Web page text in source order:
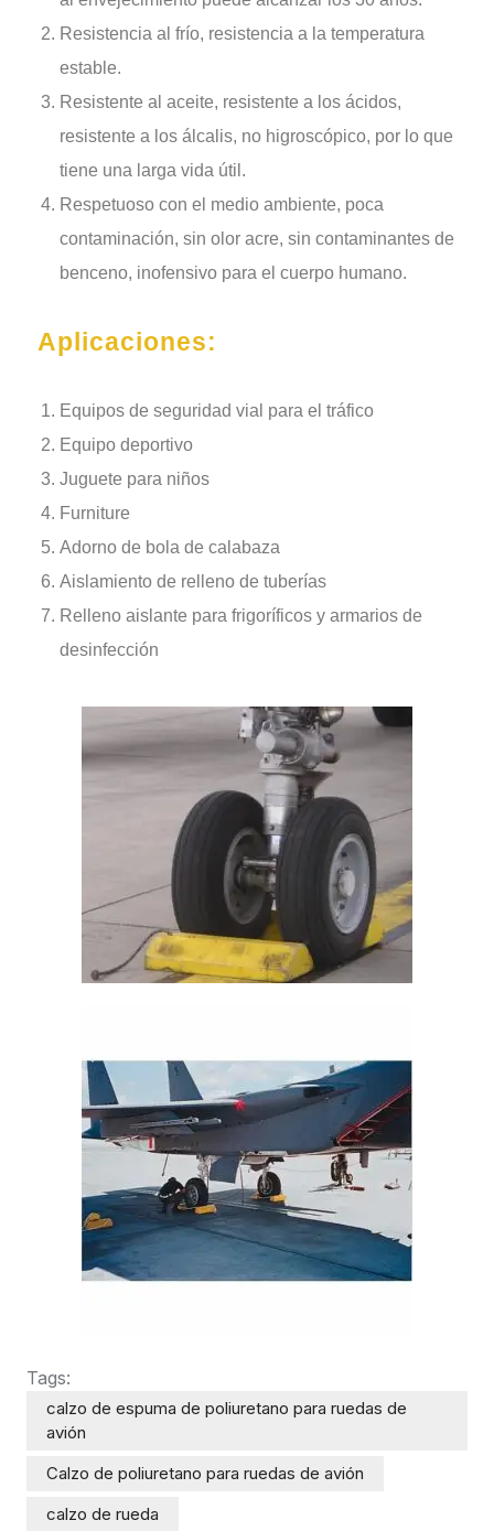
Resistencia al frío, resistencia a la temperatura
estable.
Resistente al aceite, resistente a los ácidos,
resistente a los álcalis, no higroscópico, por lo que
tiene una larga vida útil.
Respetuoso con el medio ambiente, poca
contaminación, sin olor acre, sin contaminantes de
benceno, inofensivo para el cuerpo humano.
Aplicaciones:
Equipos de seguridad vial para el tráfico
Equipo deportivo
Juguete para niños
Furniture
Adorno de bola de calabaza
Aislamiento de relleno de tuberías
Relleno aislante para frigoríficos y armarios de
desinfección
Tags:
calzo de espuma de poliuretano para ruedas de
avión
Calzo de poliuretano para ruedas de avión
calzo de rueda